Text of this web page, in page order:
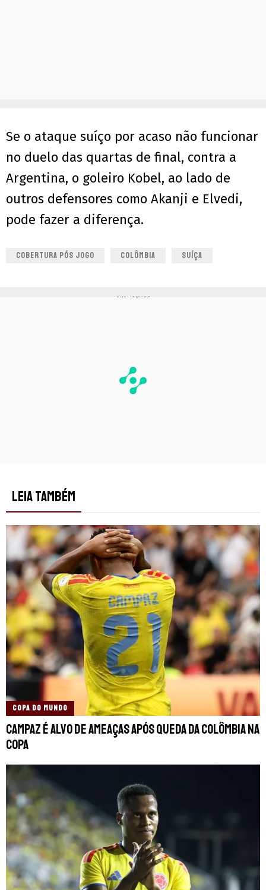
Se o ataque suíço por acaso não funcionar
no duelo das quartas de final, contra a
Argentina, o goleiro Kobel, ao lado de
outros defensores como Akanji e Elvedi,
pode fazer a diferença.
COBERTURA PÓS JOGO COLÔMBIA SUÍÇA
PUBLICIDADE
LEIA TAMBÉM
COPA DO MUNDO
Campaz é alvo de ameaças após queda da Colômbia na
Copa